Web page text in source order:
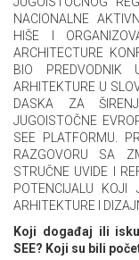
NACIONALNE
HIŠE I
ARCHITECTURE
BIO PREDVODNIK
ARHITEKTURE U
DASKA ZA
JUGOISTOČNE
SEE PLATFORMU.
RAZGOVORU SA
STRUČNE UVIDE I
POTENCIJALU KOJI
ARHITEKTURE I
Koji događaj ili
SEE? Koji su bili